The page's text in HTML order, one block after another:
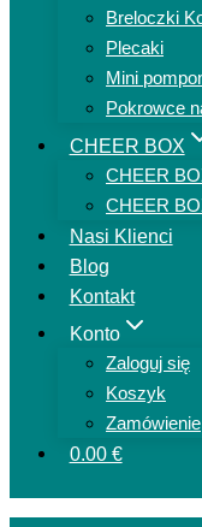
Breloczki
Plecaki
Mini
Pokrowce
CHEER BOX
CHEER
CHEER
Nasi Klienci
Blog
Kontakt
Konto
Zaloguj się
Koszyk
Zamówienie
0.00 €